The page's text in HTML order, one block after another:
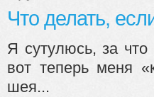
Что делать,
Я сутулюсь, за
вот теперь меня
шея...